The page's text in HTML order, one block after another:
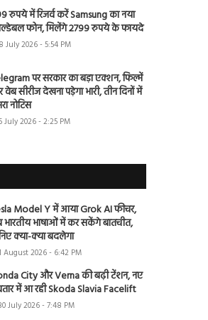
रुपये में रिजर्व करें Samsung का नया
फोन, मिलेंगे 2799 रुपये के फायदे
8 July 2026 - 5:54 PM
पर सरकार का बड़ा एक्शन, फिल्में
सीरीज देखना पड़ेगा भारी, तीन दिनों में
नोटिस
July 2026 - 2:25 PM
Model Y में आया Grok AI फीचर,
भाषाओं में कर सकेंगे बातचीत,
क्या-क्या बदलेगा
August 2026 - 6:42 PM
City और Verna की बढ़ी टेंशन, नए
में आ रही Skoda Slavia Facelift
July 2026 - 7:48 PM